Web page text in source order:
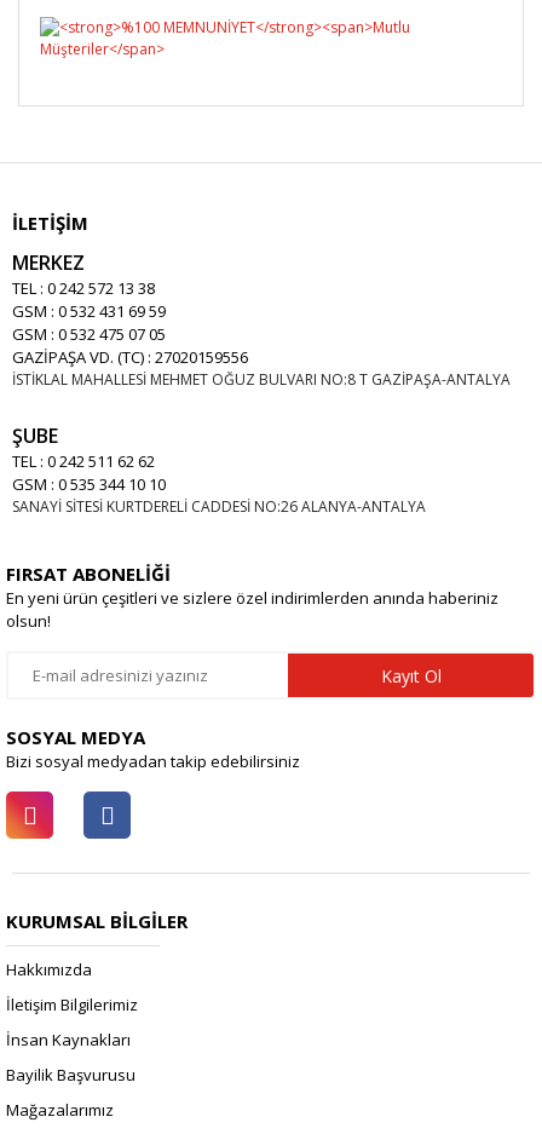
İLETİŞİM
MERKEZ
TEL : 0 242 572 13 38
GSM : 0 532 431 69 59
GSM : 0 532 475 07 05
GAZİPAŞA VD. (TC) : 27020159556
İSTİKLAL MAHALLESİ MEHMET OĞUZ BULVARI NO:8 T GAZİPAŞA-ANTALYA
ŞUBE
TEL : 0 242 511 62 62
GSM : 0 535 344 10 10
SANAYİ SİTESİ KURTDERELİ CADDESİ NO:26 ALANYA-ANTALYA
FIRSAT ABONELİĞİ
En yeni ürün çeşitleri ve sizlere özel indirimlerden anında haberiniz
olsun!
Kayıt Ol
SOSYAL MEDYA
Bizi sosyal medyadan takip edebilirsiniz
KURUMSAL BİLGİLER
Hakkımızda
İletişim Bilgilerimiz
İnsan Kaynakları
Bayilik Başvurusu
Mağazalarımız